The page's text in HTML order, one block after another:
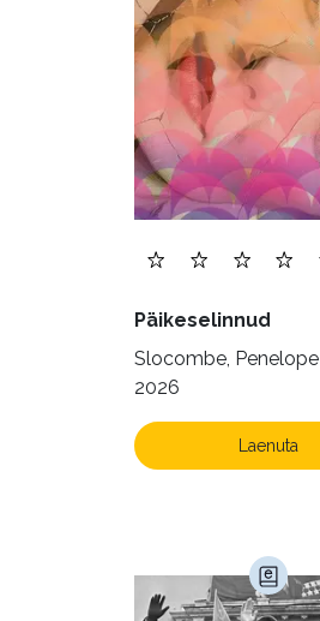
Päikeselinnud
Slocombe, Penelope
2026
Laenuta